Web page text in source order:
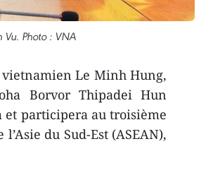
Photo : VNA
Le Minh Hung,
Borvor Thipadei Hun
participera au troisième
du Sud-Est (ASEAN),